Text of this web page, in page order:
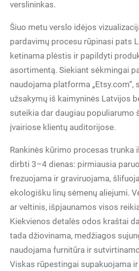
verslininkas.
Šiuo metu verslo idėjos
pardavimų procesu rūpinasi pats
ketinama plėstis ir papildyti
asortimentą. Siekiant sėkmingai
naudojama platforma „Etsy.com“,
užsakymų iš kaimyninės Latvijos
suteikia dar daugiau populiarumo
įvairiose klientų auditorijose.
Rankinės kūrimo procesas trunka
dirbti 3–4 dienas: pirmiausia
frezuojama ir graviruojama,
ekologišku linų sėmenų aliejumi.
ar veltinis, išpjaunamos visos
Kiekvienos detalės odos kraštai
tada džiovinama, medžiagos
naudojama furnitūra ir
Viskas rūpestingai supakuojama